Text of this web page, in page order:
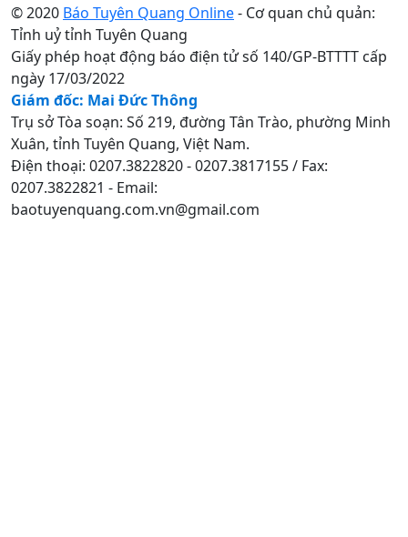
© 2020 Báo Tuyên Quang Online- Cơ quan chủ quản:
Tỉnh uỷ tỉnh Tuyên Quang
Giấy phép hoạt động báo điện tử số 140/GP-BTTTT cấp
ngày 17/03/2022
Giám đốc: Mai Đức Thông
Trụ sở Tòa soạn: Số 219, đường Tân Trào, phường Minh
Xuân, tỉnh Tuyên Quang, Việt Nam.
Điện thoại: 0207.3822820 - 0207.3817155 / Fax:
0207.3822821 - Email:
baotuyenquang.com.vn@gmail.com